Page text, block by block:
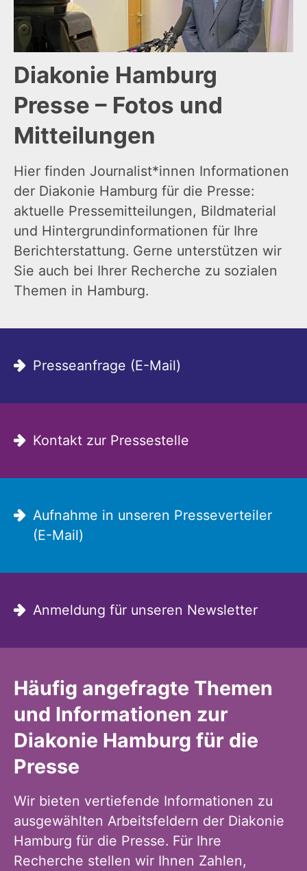
Diakonie Hamburg
Presse – Fotos und
Mitteilungen
Hier finden Journalist*innen Informationen
der Diakonie Hamburg für die Presse:
aktuelle Pressemitteilungen, Bildmaterial
und Hintergrundinformationen für Ihre
Berichterstattung. Gerne unterstützen wir
Sie auch bei Ihrer Recherche zu sozialen
Themen in Hamburg.
Häufig angefragte Themen
und Informationen zur
Diakonie Hamburg für die
Presse
Wir bieten vertiefende Informationen zu
ausgewählten Arbeitsfeldern der Diakonie
Hamburg für die Presse. Für Ihre
Recherche stellen wir Ihnen Zahlen,
Presseanfrage (E-Mail)
Kontakt zur Pressestelle
Aufnahme in unseren Presseverteiler
(E-Mail)
Anmeldung für unseren Newsletter